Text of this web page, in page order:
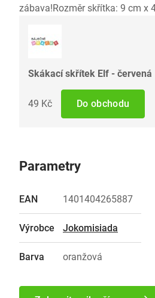
zábava!Rozměr skřítka: 9 cm x
Skákací skřítek Elf - červená
49 Kč Do obchodu
Parametry
EAN 1401404265887
Výrobce Jokomisiada
Barva oranžová